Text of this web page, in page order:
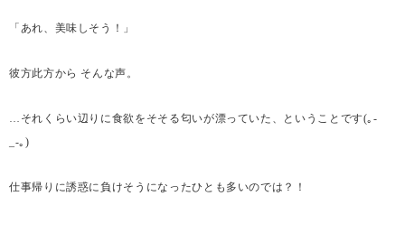
「あれ、美味しそう！」
彼方此方から そんな声。
… それくらい辺りに食欲をそそる匂いが漂っていた、ということです(｡-
_-｡ )
仕事帰りに誘惑に負けそうになったひとも多いのでは？！